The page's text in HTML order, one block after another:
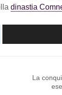
dinastia
La